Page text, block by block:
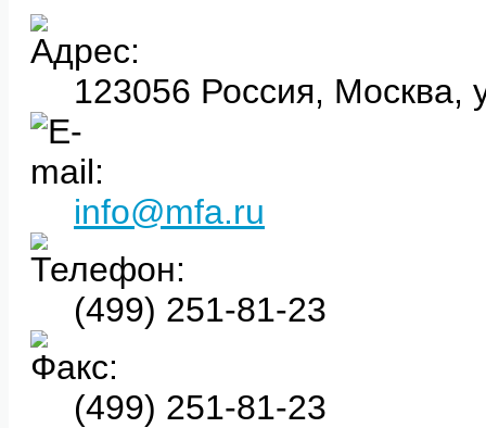
123056 Россия, Москва,
info@mfa.ru
(499) 251-81-23
(499) 251-81-23